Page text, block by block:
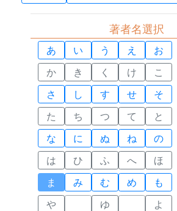
著者名選択
あ い う え
お
か
き く け
こ
さ
し す せ
そ
た
ち つ て
と
な
に ぬ ね
の
は
ひ ふ へ
ほ
ま
み む め
も
や
ゆ
よ